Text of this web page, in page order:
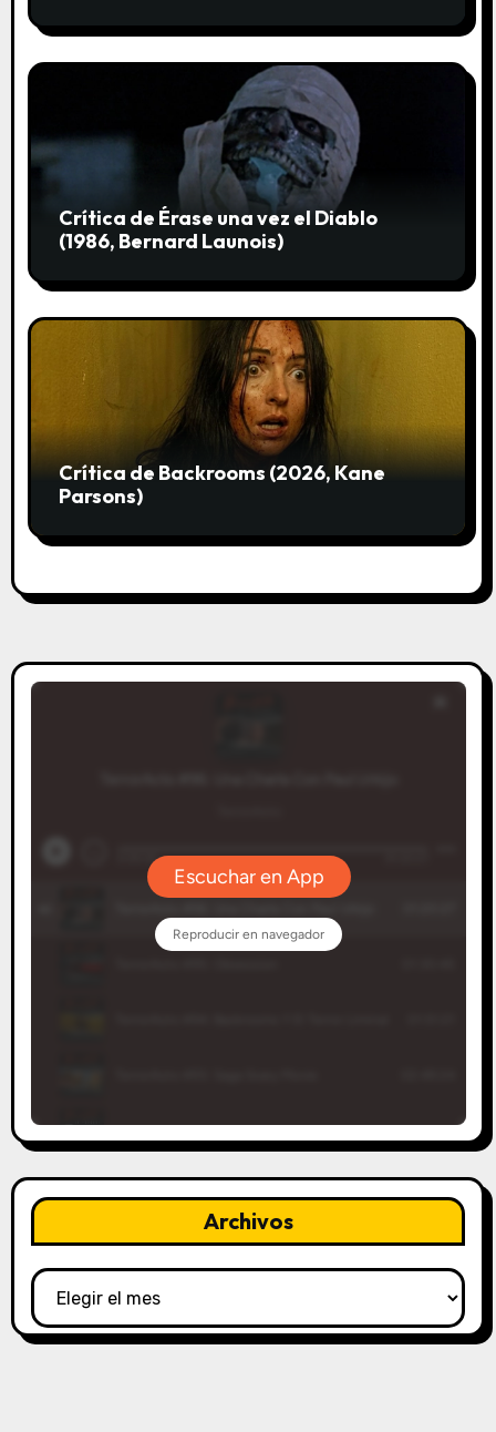
d
s
Crítica de Érase una vez el Diablo
(1986, Bernard Launois)
Crítica de Backrooms (2026, Kane
Parsons)
Archivos
Archivos